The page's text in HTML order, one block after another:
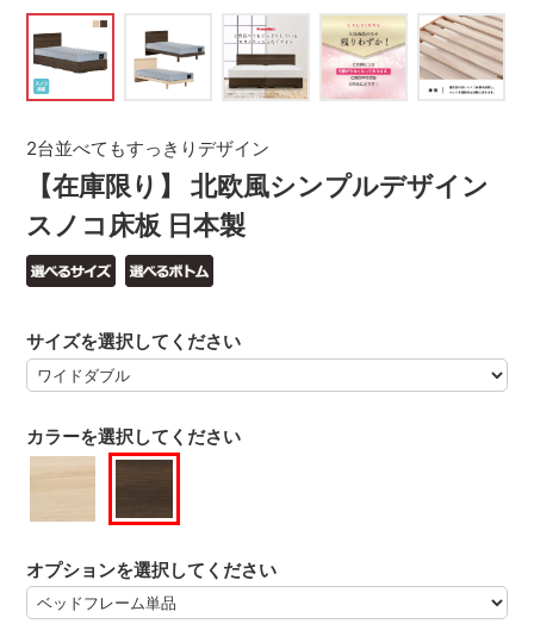
【在庫限り】 北欧風シンプルデザイン
スノコ床板 日本製
2台並べてもすっきりデザイン
カラーを選択してください
サイズを選択してください
オプションを選択してください